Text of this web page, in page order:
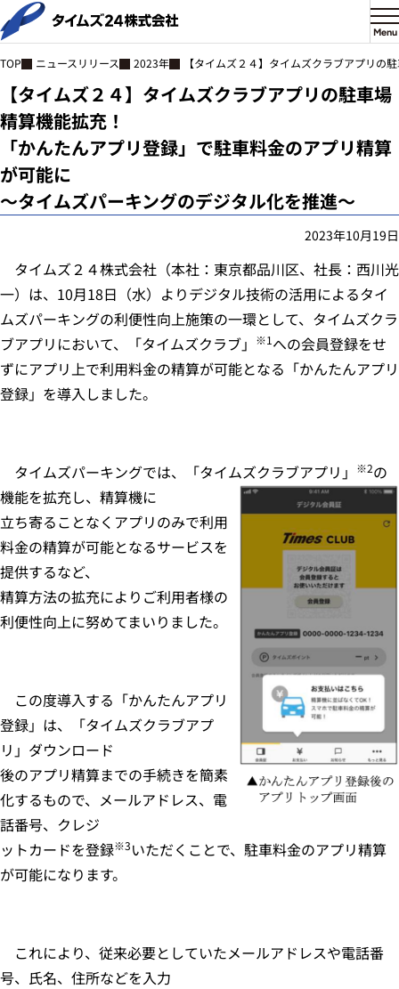
Menu
TOP ニュースリリース 2023年 【タイムズ２４】タイムズクラブアプリの
【タイムズ２４】タイムズクラブアプリの駐車場
精算機能拡充！
「かんたんアプリ登録」で駐車料金のアプリ精算
が可能に
～タイムズパーキングのデジタル化を推進～
2023年10月19日
タイムズ２４株式会社（本社：東京都品川区、社長：西川光
一）は、10月18日（水）よりデジタル技術の活用によるタイ
ムズパーキングの利便性向上施策の一環として、タイムズクラ
ブアプリにおいて、「タイムズクラブ」
※1への会員登録をせ
ずにアプリ上で利用料金の精算が可能となる「かんたんアプリ
登録」を導入しました。
タイムズパーキングでは、「タイムズクラブアプリ」 ※2の
機能を拡充し、精算機に
立ち寄ることなくアプリのみで利用
料金の精算が可能となるサービスを
提供するなど、
精算方法の拡充によりご利用者様の
利便性向上に努めてまいりました。
この度導入する「かんたんアプリ
登録」は、「タイムズクラブアプ
リ」ダウンロード
後のアプリ精算までの手続きを簡素
化するもので、メールアドレス、電
話番号、クレジ
ットカードを登録※3いただくことで、駐車料金のアプリ精算
が可能になります。
これにより、従来必要としていたメールアドレスや電話番
号、氏名、住所などを入力